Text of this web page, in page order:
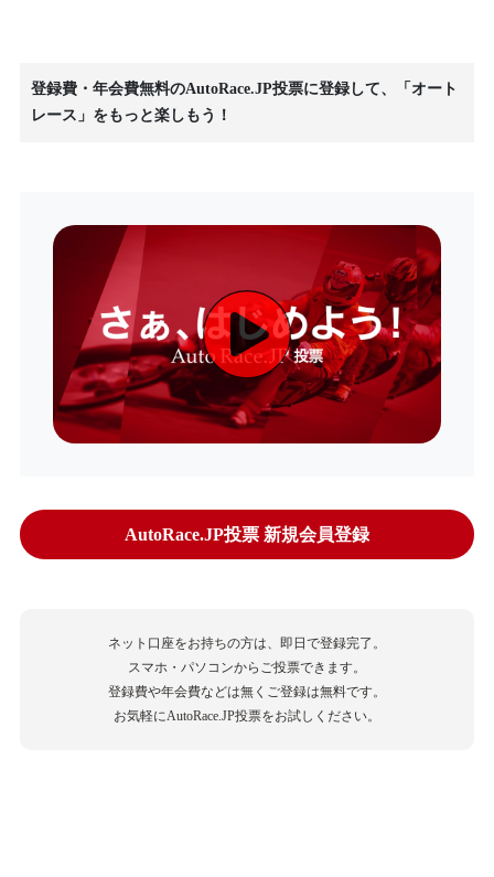
登録費・年会費無料のAutoRace.JP投票に登録して、「オート
レース」をもっと楽しもう！
AutoRace.JP投票 新規会員登録
ネット口座をお持ちの方は、即日で登録完了。
スマホ・パソコンからご投票できます。
登録費や年会費などは無くご登録は無料です。
お気軽にAutoRace.JP投票をお試しください。